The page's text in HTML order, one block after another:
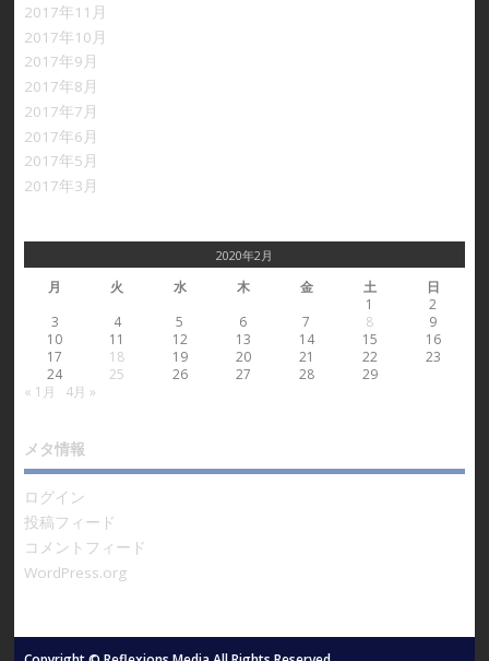
2017年11月
2017年10月
2017年9月
2017年8月
2017年7月
2017年6月
2017年5月
2017年3月
2020年2月
月 火 水 木 金 土
日
1
2
3
4 5 6 7 8
9
10
11 12 13 14 15
16
17
18 19 20 21 22
23
24
25 26 27 28
29
« 1月
4月 »
メタ情報
ログイン
投稿フィード
コメントフィード
WordPress.org